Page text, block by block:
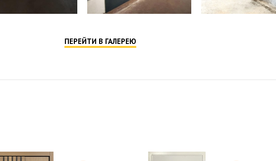
ПЕРЕЙТИ В ГАЛЕРЕЮ